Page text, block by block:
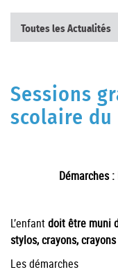
Toutes les Actualités
Sessions
scolaire du
Démarches
L’enfantdoit être muni
stylos, crayons,
Les démarches